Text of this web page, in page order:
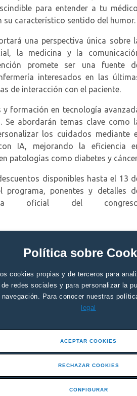
Política sobre
cookies propias y de terceros para
redes sociales y para personalizar la
navegación. Para conocer nuestras
legal
ACEPTAR COOKIES
RECHAZAR COOKIES
CONFIGURAR
para entender a tu
su característico sentido del humor.
una perspectiva única sobre
la medicina y la
promete ser una fuente
interesados en las
de interacción con el paciente.
formación en tecnología
abordarán temas clave como
los cuidados mediante
IA, mejorando la eficiencia
patologías como diabetes y
disponibles hasta el 13
programa, ponentes y detalles
oficial del
con la Secretaría Técnica del
llamando al 965 130 228.
este evento pionero que explora el
artificial.
Noticias